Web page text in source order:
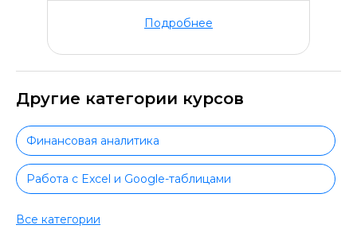
Подробнее
Другие категории курсов
Финансовая аналитика
Работа с Excel и Google-таблицами
Excel для начинающих
Все категории